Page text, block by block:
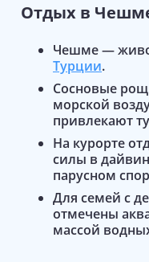
Отдых в
Чешме —
Турции.
Сосновые
морской
привлекают
На курорте
силы в
парусном
Для семей с
отмечены
массой